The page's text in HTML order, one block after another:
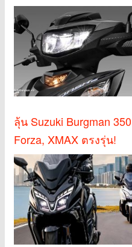
ลุ้น Suzuki Burgman
Forza, XMAX ตรงรุ่น!